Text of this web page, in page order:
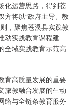
化运营思路，得到苍
方将以“政府主导、教
，聚焦苍溪县实践教
动实践教育课程建
全域实践教育示范高
育高质量发展的重要
旅教融合发展的生动
络与全链条教育服务